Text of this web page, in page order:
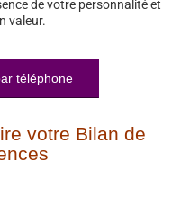
de votre personnalité et
valeur.
téléphone
votre Bilan de